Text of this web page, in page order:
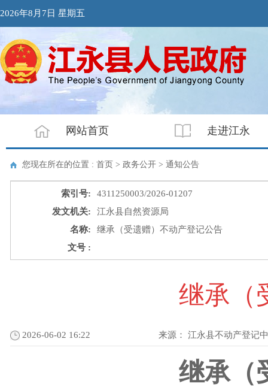
2026年8月7日 星期五
网站首页 走进江永
您现在所在的位置 : 首页 > 政务公开 > 通知公告
索引号:
4311250003/2026-01207
发文机关:
江永县自然资源局
名称:
继承（受遗赠）不动产登记公告
文号 :
继承（
2026-06-02 16:22 来源： 江永县不动产登记
继承（